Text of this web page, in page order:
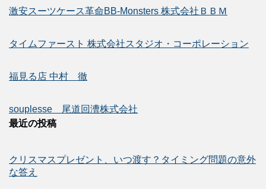
激安スーツケース革命BB-Monsters 株式会社ＢＢＭ
タイムファースト 株式会社スタジオ・コーポレーション
福見る店 中村 徹
souplesse 尾道回漕株式会社
最近の投稿
クリスマスプレゼント、いつ渡す？タイミング問題の意外
な答え